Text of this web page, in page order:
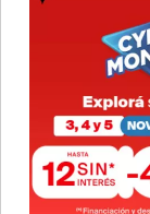
©2007/2026